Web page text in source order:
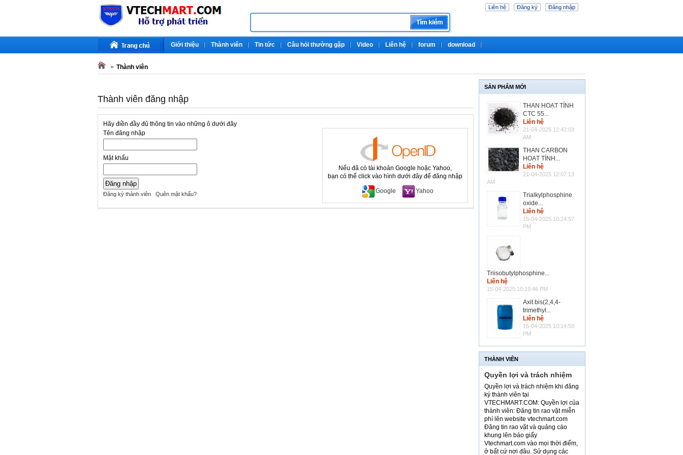
Liên hệ Đăng ký Đăng nhập
Giới thiệu Thành viên Tin tức Câu hỏi thường gặp Video Liên hệ forum download
Thành viên
Thành viên đăng nhập
Hãy điền đầy đủ thông tin vào những ô dưới đây
Tên đăng nhập
Mật khẩu
Đăng ký thành viên Quên mật khẩu?
Nếu đã có tài khoản Google hoặc Yahoo,
bạn có thể click vào hình dưới đây để đăng nhập
Google Yahoo
SẢN PHẨM MỚI
THAN HOẠT TÍNH
CTC 55...
Liên hệ
21-04-2025 12:43:03
AM
THAN CARBON
HOẠT TÍNH...
Liên hệ
21-04-2025 12:07:13
AM
Trialkylphosphine
oxide...
Liên hệ
15-04-2025 10:24:57
PM
Triisobutylphosphine...
Liên hệ
15-04-2025 10:19:46 PM
Axit bis(2,4,4-
trimethyl...
Liên hệ
15-04-2025 10:14:50
PM
THÀNH VIÊN
Quyền lợi và trách nhiệm
Quyền lợi và trách nhiệm khi đăng
ký thành viên tại
VTECHMART.COM: Quyền lợi của
thành viên: Đăng tin rao vặt miễn
phí lên website vtechmart.com
Đăng tin rao vặt và quảng cáo
khung lên báo giấy
Vtechmart.com vào mọi thời điểm,
ở bất cứ nơi đâu. Sử dụng các